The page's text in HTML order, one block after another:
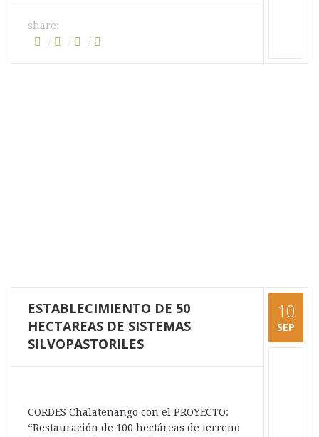
share:
ESTABLECIMIENTO DE 50
HECTAREAS DE SISTEMAS
SILVOPASTORILES
CORDES Chalatenango con el PROYECTO:
“Restauración de 100 hectáreas de terreno
10
SEP